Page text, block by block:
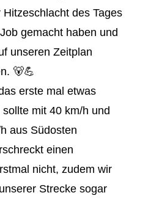
des Tages
gemacht haben und
unseren Zeitplan
🐻💪
erste mal etwas
mit 40 km/h und
aus Südosten
einen
nicht, zudem wir
Strecke sogar